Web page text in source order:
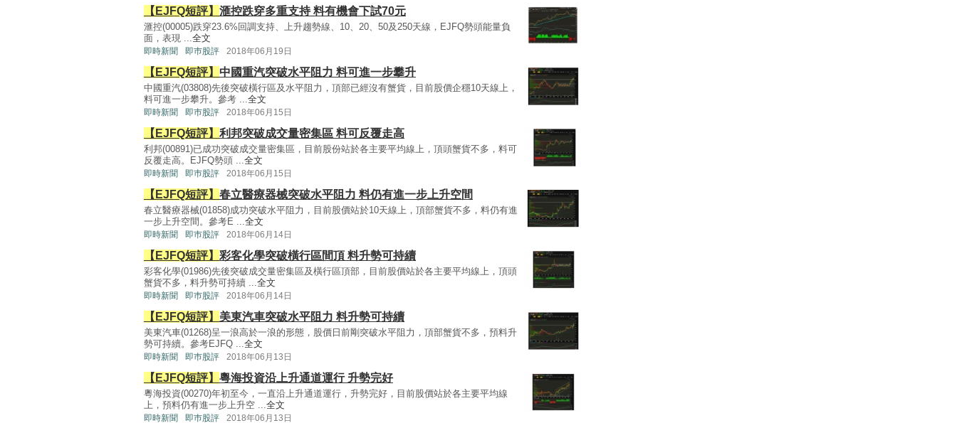
【EJFQ短評】 滙控跌穿多重支持 料有機會下試70元
滙控(00005)跌穿23.6%回調支持、上升趨勢線、10、20、50及250天線，EJFQ勢頭能量負
面，表現 ...全文
即時新聞 即巿股評 2018年06月19日
【EJFQ短評】 中國重汽突破水平阻力 料可進一步攀升
中國重汽(03808)先後突破橫行區及水平阻力，頂部已經沒有蟹貨，目前股價企穩10天線上，
料可進一步攀升。參考 ...全文
即時新聞 即巿股評 2018年06月15日
【EJFQ短評】 利邦突破成交量密集區 料可反覆走高
利邦(00891)已成功突破成交量密集區，目前股份站於各主要平均線上，頂頭蟹貨不多，料可
反覆走高。EJFQ勢頭 ...全文
即時新聞 即巿股評 2018年06月15日
【EJFQ短評】 春立醫療器械突破水平阻力 料仍有進一步上升空間
春立醫療器械(01858)成功突破水平阻力，目前股價站於10天線上，頂部蟹貨不多，料仍有進
一步上升空間。參考E ...全文
即時新聞 即巿股評 2018年06月14日
【EJFQ短評】 彩客化學突破橫行區間頂 料升勢可持續
彩客化學(01986)先後突破成交量密集區及橫行區頂部，目前股價站於各主要平均線上，頂頭
蟹貨不多，料升勢可持續 ...全文
即時新聞 即巿股評 2018年06月14日
【EJFQ短評】 美東汽車突破水平阻力 料升勢可持續
美東汽車(01268)呈一浪高於一浪的形態，股價日前剛突破水平阻力，頂部蟹貨不多，預料升
勢可持續。參考EJFQ ...全文
即時新聞 即巿股評 2018年06月13日
【EJFQ短評】 粵海投資沿上升通道運行 升勢完好
粵海投資(00270)年初至今，一直沿上升通道運行，升勢完好，目前股價站於各主要平均線
上，預料仍有進一步上升空 ...全文
即時新聞 即巿股評 2018年06月13日